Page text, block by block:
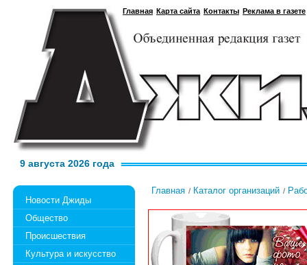
Главная Карта сайта Контакты Реклама в газете
9 августа 2026 года
Новости Джиды
Общество
Происшествия
Культура и искусство
Главная Каталог организаций